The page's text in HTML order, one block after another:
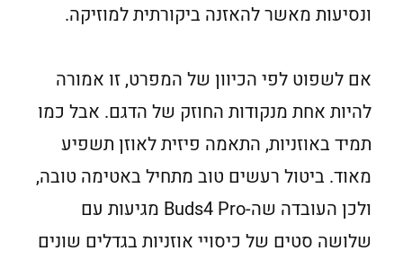
ונסיעות מאשר להאזנה ביקורתית למוזיקה.
אם לשפוט לפי הכיוון של המפרט, זו אמורה
להיות אחת מנקודות החוזק של הדגם. אבל כמו
תמיד באוזניות, התאמה פיזית לאוזן תשפיע
מאוד. ביטול רעשים טוב מתחיל באטימה טובה,
ולכן העובדה שה-Buds4 Pro מגיעות עם
שלושה סטים של כיסויי אוזניות בגדלים שונים